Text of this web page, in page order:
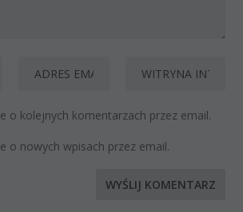
o kolejnych komentarzach przez email.
o nowych wpisach przez email.